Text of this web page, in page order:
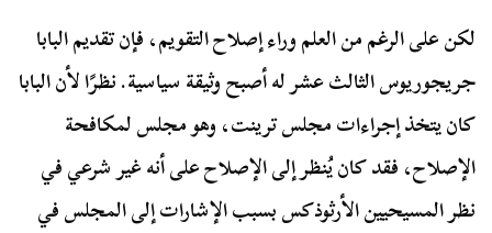
لكن على الرغم من العلم وراء إصلاح التقويم، فإن تقديم البابا
جريجوريوس الثالث عشر له أصبح وثيقة سياسية. نظرًا لأن البابا
كان يتخذ إجراءات مجلس ترينت، وهو مجلس لمكافحة
الإصلاح، فقد كان يُنظر إلى الإصلاح على أنه غير شرعي في
نظر المسيحيين الأرثوذكس بسبب الإشارات إلى المجلس في